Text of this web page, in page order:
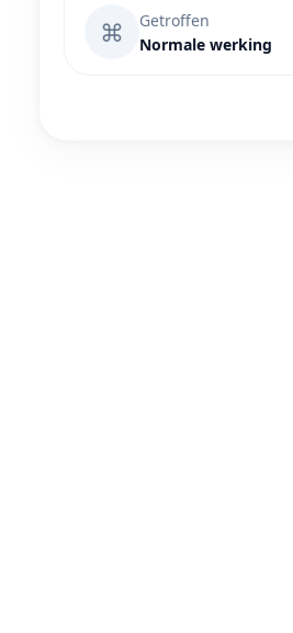
⌘
Getroffen
Normale werking